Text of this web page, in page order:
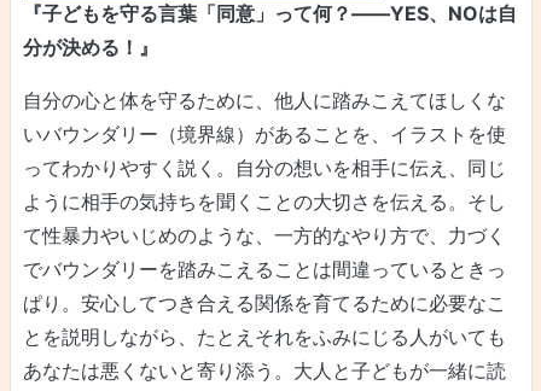
『子どもを守る言葉「同意」って何？——YES、NOは自
分が決める！』
自分の心と体を守るために、他人に踏みこえてほしくな
いバウンダリー（境界線）があることを、イラストを使
ってわかりやすく説く。自分の想いを相手に伝え、同じ
ように相手の気持ちを聞くことの大切さを伝える。そし
て性暴力やいじめのような、一方的なやり方で、力づく
でバウンダリーを踏みこえることは間違っているときっ
ぱり。安心してつき合える関係を育てるために必要なこ
とを説明しながら、たとえそれをふみにじる人がいても
あなたは悪くないと寄り添う。大人と子どもが一緒に読